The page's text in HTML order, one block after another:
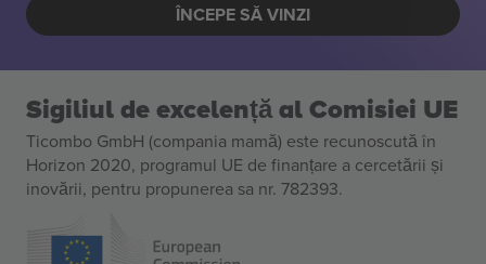
ÎNCEPE SĂ VINZI
Sigiliul de excelență al Comisiei UE
Ticombo GmbH (compania mamă) este recunoscută în
Horizon 2020, programul UE de finanțare a cercetării și
inovării, pentru propunerea sa nr. 782393.